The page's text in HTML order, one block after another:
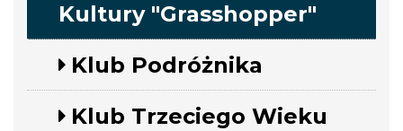
Kultury "Grasshopper"
Klub Podróżnika
Klub Trzeciego Wieku